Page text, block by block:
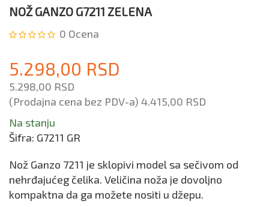
NOŽ GANZO G7211 ZELENA
0 Ocena
5.298,00 RSD
5.298,00 RSD
(Prodajna cena bez PDV-a) 4.415,00 RSD
Na stanju
Šifra: G7211 GR
Nož Ganzo 7211 je sklopivi model sa sečivom od
nehrđajućeg čelika. Veličina noža je dovoljno
kompaktna da ga možete nositi u džepu.